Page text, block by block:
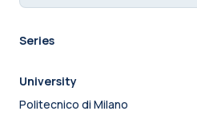
Series
University
Politecnico di Milano